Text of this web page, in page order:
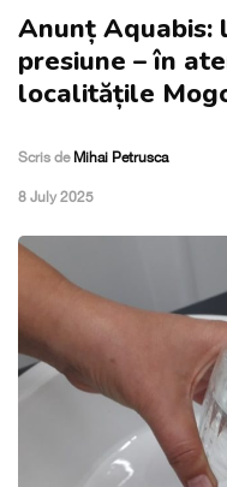
Anunț Aquabis:
presiune – în
localitățile
Scris de Mihai Petrusca
,8 July 2025